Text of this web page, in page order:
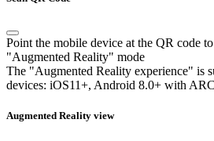
Point the mobile device at the QR code
"Augmented Reality" mode
The "Augmented Reality experience" is
devices: iOS11+, Android 8.0+ with
Augmented Reality view